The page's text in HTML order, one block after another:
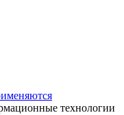
технологии